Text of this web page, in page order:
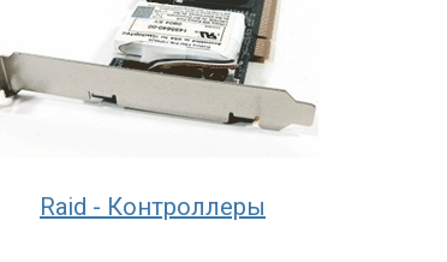
Raid - Контроллеры